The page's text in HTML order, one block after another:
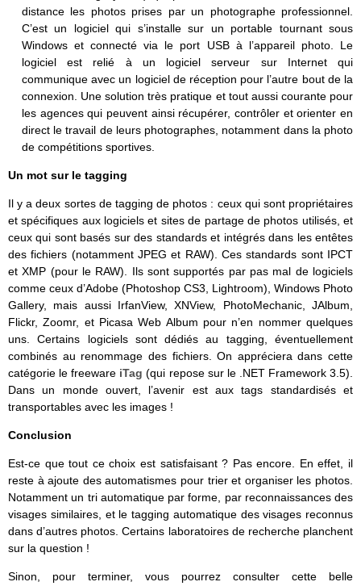
distance les photos prises par un photographe professionnel.
C’est un logiciel qui s’installe sur un portable tournant sous
Windows et connecté via le port USB à l’appareil photo. Le
logiciel est relié à un logiciel serveur sur Internet qui
communique avec un logiciel de réception pour l’autre bout de la
connexion. Une solution très pratique et tout aussi courante pour
les agences qui peuvent ainsi récupérer, contrôler et orienter en
direct le travail de leurs photographes, notamment dans la photo
de compétitions sportives.
Un mot sur le tagging
Il y a deux sortes de tagging de photos : ceux qui sont propriétaires
et spécifiques aux logiciels et sites de partage de photos utilisés, et
ceux qui sont basés sur des standards et intégrés dans les entêtes
des fichiers (notamment JPEG et RAW). Ces standards sont IPCT
et XMP (pour le RAW). Ils sont supportés par pas mal de logiciels
comme ceux d’Adobe (Photoshop CS3, Lightroom), Windows Photo
Gallery, mais aussi IrfanView, XNView, PhotoMechanic, JAlbum,
Flickr, Zoomr, et Picasa Web Album pour n’en nommer quelques
uns. Certains logiciels sont dédiés au tagging, éventuellement
combinés au renommage des fichiers. On appréciera dans cette
catégorie le freeware iTag (qui repose sur le .NET Framework 3.5).
Dans un monde ouvert, l’avenir est aux tags standardisés et
transportables avec les images !
Conclusion
Est-ce que tout ce choix est satisfaisant ? Pas encore. En effet, il
reste à ajoute des automatismes pour trier et organiser les photos.
Notamment un tri automatique par forme, par reconnaissances des
visages similaires, et le tagging automatique des visages reconnus
dans d’autres photos. Certains laboratoires de recherche planchent
sur la question !
Sinon, pour terminer, vous pourrez consulter cette belle